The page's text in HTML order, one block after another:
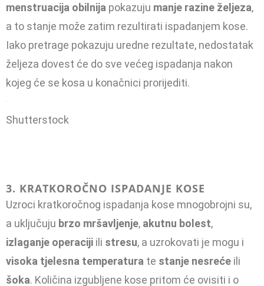
menstruacija obilnija pokazuju manje razine željeza,
a to stanje može zatim rezultirati ispadanjem kose.
Iako pretrage pokazuju uredne rezultate, nedostatak
željeza dovest će do sve većeg ispadanja nakon
kojeg će se kosa u konačnici prorijediti.
Shutterstock
3. KRATKOROČNO ISPADANJE KOSE
Uzroci kratkoročnog ispadanja kose mnogobrojni su,
a uključuju brzo mršavljenje, akutnu bolest,
izlaganje operaciji ili stresu, a uzrokovati je mogu i
visoka tjelesna temperatura te stanje nesreće ili
šoka. Količina izgubljene kose pritom će ovisiti i o